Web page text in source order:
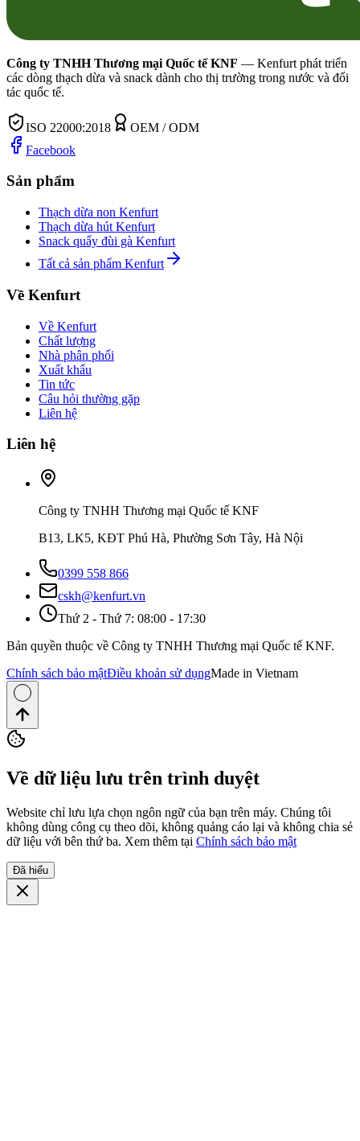
Công ty TNHH Thương mại Quốc tế KNF — Kenfurt phát triển
các dòng thạch dừa và snack dành cho thị trường trong nước và đối
tác quốc tế.
ISO 22000:2018
OEM / ODM
Facebook
Sản phẩm
Thạch dừa non Kenfurt
Thạch dừa hút Kenfurt
Snack quẩy đùi gà Kenfurt
Tất cả sản phẩm Kenfurt
Về Kenfurt
Về Kenfurt
Chất lượng
Nhà phân phối
Xuất khẩu
Tin tức
Câu hỏi thường gặp
Liên hệ
Liên hệ
Công ty TNHH Thương mại Quốc tế KNF
B13, LK5, KĐT Phú Hà, Phường Sơn Tây, Hà Nội
0399 558 866
cskh@kenfurt.vn
Thứ 2 - Thứ 7: 08:00 - 17:30
Bản quyền thuộc về Công ty TNHH Thương mại Quốc tế KNF.
Chính sách bảo mậtĐiều khoản sử dụngMade in Vietnam
Về dữ liệu lưu trên trình duyệt
Website chỉ lưu lựa chọn ngôn ngữ của bạn trên máy. Chúng tôi
không dùng công cụ theo dõi, không quảng cáo lại và không chia sẻ
dữ liệu với bên thứ ba. Xem thêm tại Chính sách bảo mật
Đã hiểu